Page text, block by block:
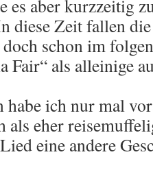
es aber kurzzeitig
diese Zeit fallen
schon im
Fair“ als alleinige
habe ich nur mal
als eher
eine andere